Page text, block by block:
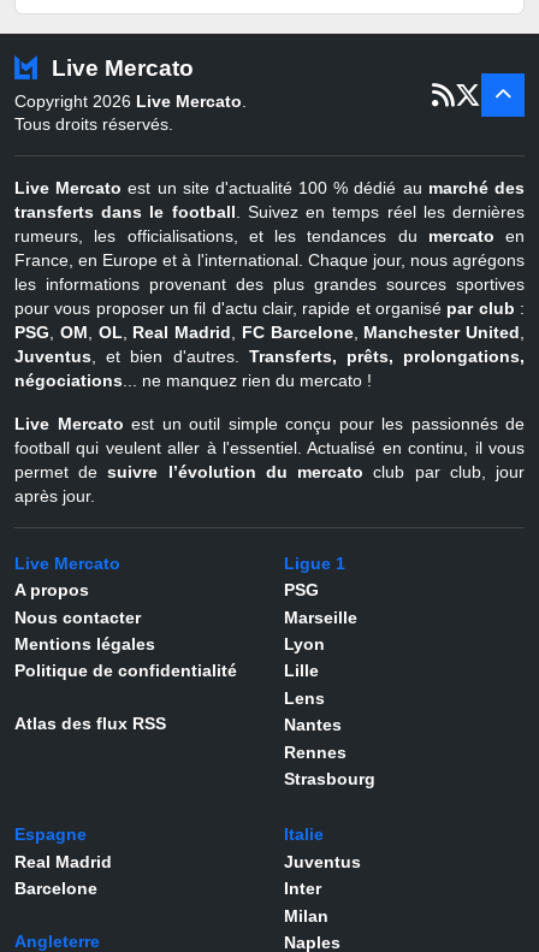
Pays-Bas
22 juin - 2 sept
Belgique
juil - 31
Live Mercato
Copyright 2026 Live Mercato.
Tous droits réservés.
Live Mercato est un site d'actualité 100 % dédié au marché des
transferts dans le football. Suivez en temps réel les dernières
rumeurs, les officialisations, et les tendances du mercato en
France, en Europe et à l'international. Chaque jour, nous agrégons
les informations provenant des plus grandes sources sportives
pour vous proposer un fil d'actu clair, rapide et organisé par club :
PSG, OM, OL, Real Madrid, FC Barcelone, Manchester United,
Juventus, et bien d'autres. Transferts, prêts, prolongations,
négociations... ne manquez rien du mercato !
Live Mercato est un outil simple conçu pour les passionnés de
football qui veulent aller à l'essentiel. Actualisé en continu, il vous
permet desuivre l’évolution du mercato club par club, jour
après jour.
Live Mercato
A propos
Nous contacter
Mentions légales
Politique de confidentialité
Atlas des flux RSS
Ligue 1
PSG
Marseille
Lyon
Lille
Lens
Nantes
Rennes
Strasbourg
Espagne
Real Madrid
Barcelone
Angleterre
Italie
Juventus
Inter
Milan
Naples